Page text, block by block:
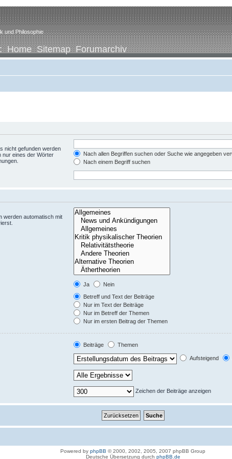
und Philosophie
Home Sitemap Forumarchiv
nicht gefunden werden
nur eines der Wörter
Nach allen Begriffen suchen oder Suche wie angegeben
Nach einem Begriff suchen
werden automatisch mit
Ja
Nein
Betreff und Text der Beiträge
Nur im Text der Beiträge
Nur im Betreff der Themen
Nur im ersten Beitrag der Themen
Beiträge
Themen
Aufsteigend
Zeichen der Beiträge anzeigen
Powered by phpBB © 2000, 2002, 2005, 2007 phpBB Group
Deutsche Übersetzung durch phpBB.de